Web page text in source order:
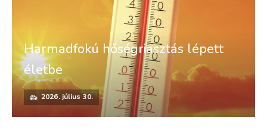
Harmadfokú hőségriasztás lépett
életbe
2026. július 30.